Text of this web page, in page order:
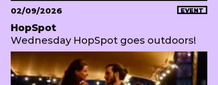
02/09/2026 EVENT
HopSpot
Wednesday HopSpot goes outdoors!